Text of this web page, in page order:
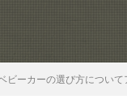
ビーカーの選び方につい